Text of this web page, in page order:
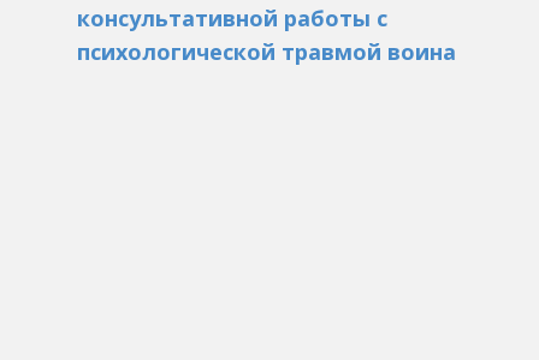
консультативной работы с
психологической травмой воина